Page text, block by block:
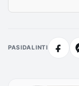
PASIDALINTI